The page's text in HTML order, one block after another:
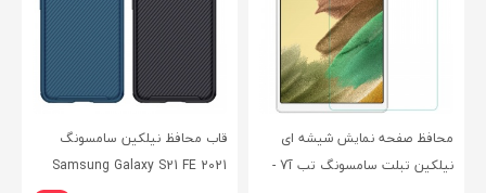
محافظ صفحه نمایش شیشه ای
نیلکین تبلت سامسونگ تب آ7 -
قاب محافظ نیلکین سامسونگ
Samsung Galaxy S21 FE 2021